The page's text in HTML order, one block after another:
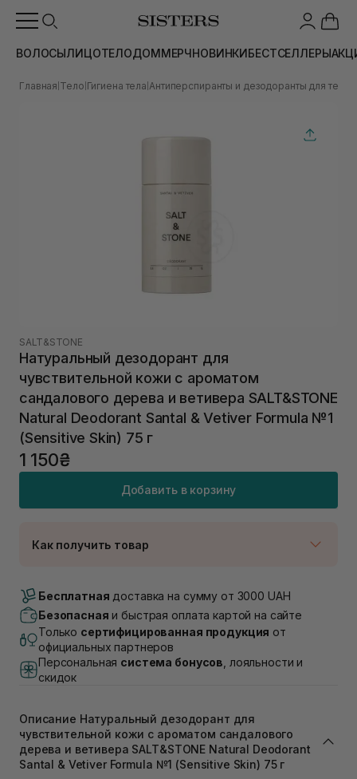
ВОЛОСЫЛИЦОТЕЛОДОММЕРЧНОВИНКИБЕСТСЕЛЛЕРЫ
Главная Тело Гигиена тела Антиперспиранты и дезодоранты для тела
SALT&STONE
Натуральный дезодорант для
чувствительной кожи с ароматом
сандалового дерева и ветивера SALT&STONE
Natural Deodorant Santal & Vetiver Formula №1
(Sensitive Skin) 75 г
1 150₴
Добавить в корзину
Как получить товар
В наличии
Самовывоз г. Луцк, Винниченка 4
Самовывоз г. Львов, ул. Академика Подстригача,
1В (Duck's Lake)
Самовывоз г. Львов ул. Степана Бандеры 43
В наличии
Самовывоз Ровно
В наличии
Бесплатная доставка на сумму от 3000 UAH
Безопасная и быстрая оплата картой на сайте
Только сертифицированная продукция от
официальных партнеров
Персональная система бонусов , лояльности и
скидок
Описание Натуральный дезодорант для
чувствительной кожи с ароматом сандалового
дерева и ветивера SALT&STONE Natural Deodorant
Santal & Vetiver Formula №1 (Sensitive Skin) 75 г